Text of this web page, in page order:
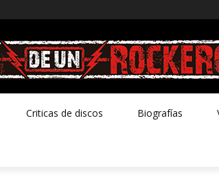
Criticas de discos Biografías